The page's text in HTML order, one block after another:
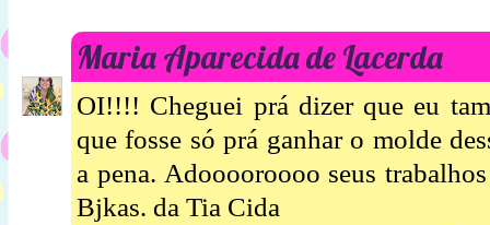
Maria Aparecida de Lacerda
OI!!!! Cheguei prá dizer que eu
que fosse só prá ganhar o molde
a pena. Adooooroooo seus
Bjkas. da Tia Cida